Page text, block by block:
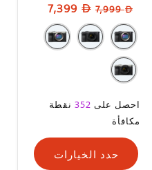
السعر
العادي
7,999
سعر
البيع
سعر
البيع
احصل على 352 نقطة
مكافأة
حدد الخيارات